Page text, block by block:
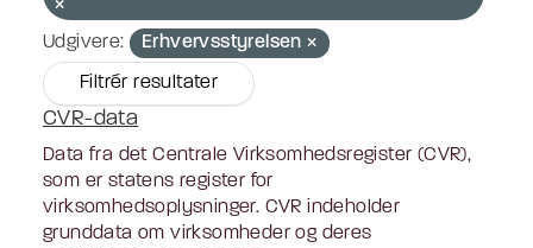
Udgivere: Erhvervsstyrelsen
Filtrér resultater
CVR-data
Data fra det Centrale Virksomhedsregister (CVR),
som er statens register for
virksomhedsoplysninger. CVR indeholder
grunddata om virksomheder og deres